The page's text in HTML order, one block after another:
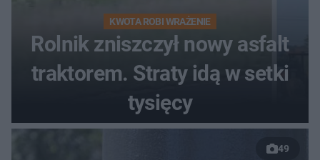
KWOTA ROBI WRAŻENIE
Rolnik zniszczył nowy asfalt
traktorem. Straty idą w setki
tysięcy
49